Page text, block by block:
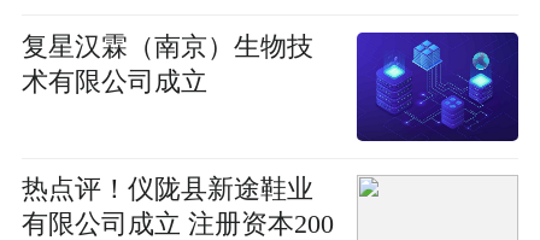
复星汉霖（南京）生物技
术有限公司成立
热点评！仪陇县新途鞋业
有限公司成立 注册资本200